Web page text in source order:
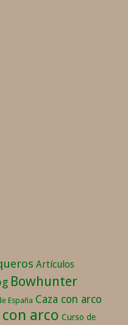
Artículos
Bowhunter
España Caza con arco
arco Curso de